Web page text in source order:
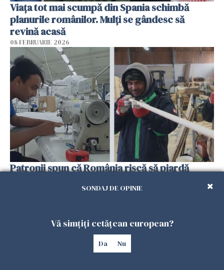
Viața tot mai scumpă din Spania schimbă
planurile românilor. Mulți se gândesc să
revină acasă
08 FEBRUARIE 2026
Patronii spun că România riscă să piardă
SONDAJ DE OPINIE
Vă simțiți cetățean european?
Da Nu